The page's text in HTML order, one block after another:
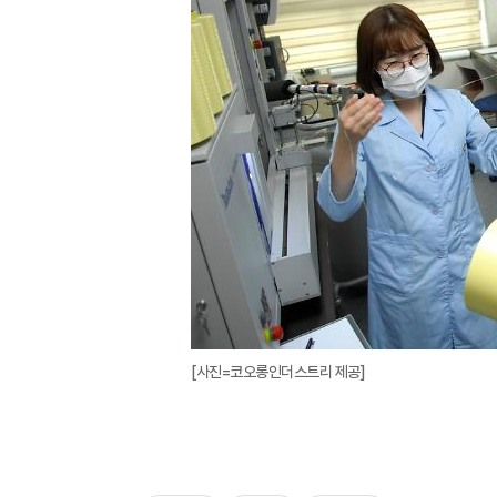
[사진=코오롱인더스트리 제공]